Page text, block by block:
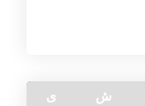
ش ی